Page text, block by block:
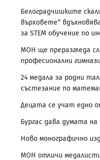
Белоградчишките
върховете“
за STEM обучение по
МОН ще преразгледа
професионални
24 медала за родни
състезание по
Децата се учат едно
Бургас дава думата
Ново монографично
МОН отличи